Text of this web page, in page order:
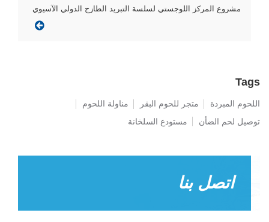
مشروع المركز اللوجستي لسلسة التبريد الطازج الدولي الآسيوي
Tags
اللحوم المبردة متجر للحوم البقر
مناولة اللحوم
توصيل لحم الضأن
مستودع السلخانة
اتصل بنا